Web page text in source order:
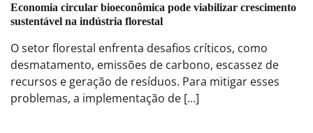
Economia circular bioeconômica pode viabilizar crescimento
sustentável na indústria florestal
O setor florestal enfrenta desafios críticos, como
desmatamento, emissões de carbono, escassez de
recursos e geração de resíduos. Para mitigar esses
problemas, a implementação de […]